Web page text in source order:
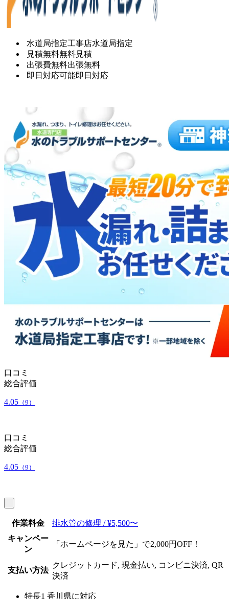
水道局指定工事店水道局指定
見積無料無料見積
出張費無料出張無料
即日対応可能即日対応
口コミ
総合評価
4.05 （9）
口コミ
総合評価
4.05 （9）
作業料金
排水管の修理 / ¥5,500〜
キャンペー
ン
「ホームページを見た」で2,000円OFF！
支払い方法
クレジットカード, 現金払い, コンビニ決済, QR
決済
特長1 香川県に対応